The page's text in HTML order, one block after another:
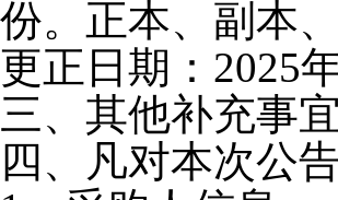
份。正本、副本
更正日期： 2025
三、其他补充事
四、凡对本次公